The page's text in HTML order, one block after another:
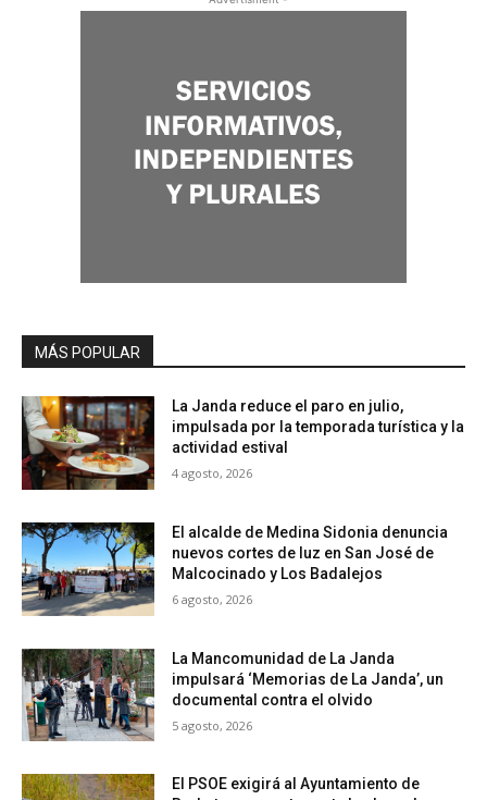
MÁS POPULAR
La Janda reduce el paro en julio,
impulsada por la temporada turística y la
actividad estival
4 agosto, 2026
El alcalde de Medina Sidonia denuncia
nuevos cortes de luz en San José de
Malcocinado y Los Badalejos
6 agosto, 2026
La Mancomunidad de La Janda
impulsará ‘Memorias de La Janda’, un
documental contra el olvido
5 agosto, 2026
El PSOE exigirá al Ayuntamiento de